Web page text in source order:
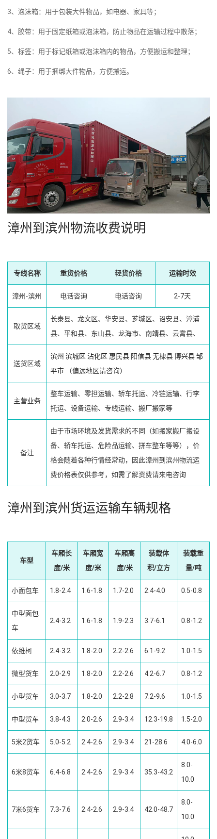
3、泡沫箱：用于包装大件物品，如电器、家具等；
4、胶带：用于固定纸箱或泡沫箱，防止物品在运输过程中散落；
5、标签：用于标记纸箱或泡沫箱内的物品，方便搬运和整理；
6、绳子：用于捆绑大件物品，方便搬运。
漳州到滨州物流收费说明
专线名称 重货价格 轻货价格 运输时效
漳州-滨州 电话咨询 电话咨询 2-7天
取货区域
长泰县、龙文区、华安县、芗城区、诏安县、漳浦
县、平和县、东山县、龙海市、南靖县、云霄县、
送货区域
滨州 滨城区 沾化区 惠民县 阳信县无棣县博兴县邹
平市 （偏远地区请咨询）
主营业务
整车运输、零担运输、轿车托运、冷链运输、行李
托运、设备运输、专线运输、搬厂搬家等
备注
由于市场环境及发货需求的不同（如搬家搬厂搬设
备、轿车托运、危险品运输、拼车整车等等），价
格会随着各种行情经常动，因此漳州到滨州物流运
费价格表仅供参考，如需了解资费请来电咨询
漳州到滨州货运运输车辆规格
车型
车厢长
度/米
车厢宽
度/米
车厢高
度/米
装载体
积/立方
装载重
量/吨
小面包车 1.8-2.4 1.6-1.8 1.7-2.0 2.4-4.0 0.5-0.8
中型面包
车
2.4-3.2 1.6-1.8 1.9-2.3 3.7-6.1 0.8-1.2
依维柯 2.4-3.2 1.8-2.0 2.2-2.6 6.1-9.2 1.0-1.5
微型货车 2.0-2.9 1.8-2.0 2.2-2.6 4.2-6.7 0.8-1.2
小型货车 3.0-3.7 1.8-2.0 2.2-2.8 7.2-9.6 1.0-1.5
中型货车 3.8-4.3 2.0-2.6 2.9-3.4 12.3-19.8 1.5-2.0
5米2货车 5.0-5.2 2.4-2.6 2.9-3.4 21-28.6 4.0-6.0
6米8货车 6.4-6.8 2.4-2.6 2.9-3.4 35.3-43.2
8.0-
10.0
7米6货车 7.3-7.6 2.4-2.6 2.9-3.4 42.0-48.7
8.0-
10.0